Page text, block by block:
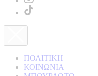
ΠΟΛΙΤΙΚΗ
ΚΟΙΝΩΝΙΑ